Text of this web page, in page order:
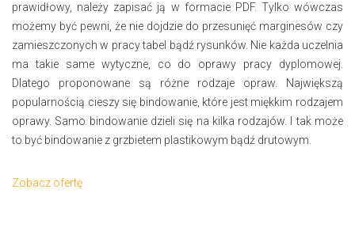
prawidłowy, należy zapisać ją w formacie PDF. Tylko wówczas
możemy być pewni, że nie dojdzie do przesunięć marginesów czy
zamieszczonych w pracy tabel bądź rysunków. Nie każda uczelnia
ma takie same wytyczne, co do oprawy pracy dyplomowej.
Dlatego proponowane są różne rodzaje opraw. Największą
popularnością cieszy się bindowanie, które jest miękkim rodzajem
oprawy. Samo bindowanie dzieli się na kilka rodzajów. I tak może
to być bindowanie z grzbietem plastikowym bądź drutowym.
Zobacz ofertę